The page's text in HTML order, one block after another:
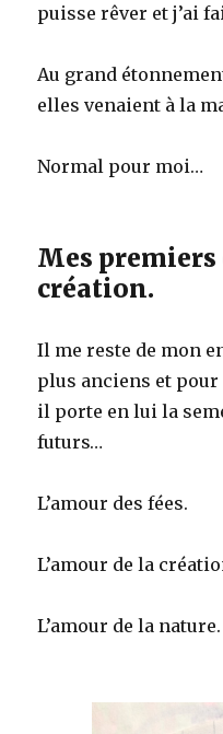
puisse rêver et j’ai
Au grand
elles venaient à la
Normal pour moi…
Mes premiers
création.
Il me reste de mon
plus anciens et
il porte en lui la
futurs…
L’amour des fées.
L’amour de la
L’amour de la nature.